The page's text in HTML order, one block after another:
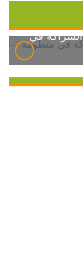
الشراكة في